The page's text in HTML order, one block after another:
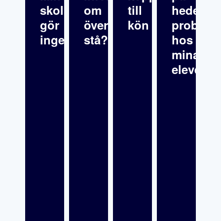
skolsköterska
gör
inget
om
överklagande
stå?
till
kön
hos
mina
elever?